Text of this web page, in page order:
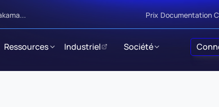
Prix Documentation
Ressources Industriel Société